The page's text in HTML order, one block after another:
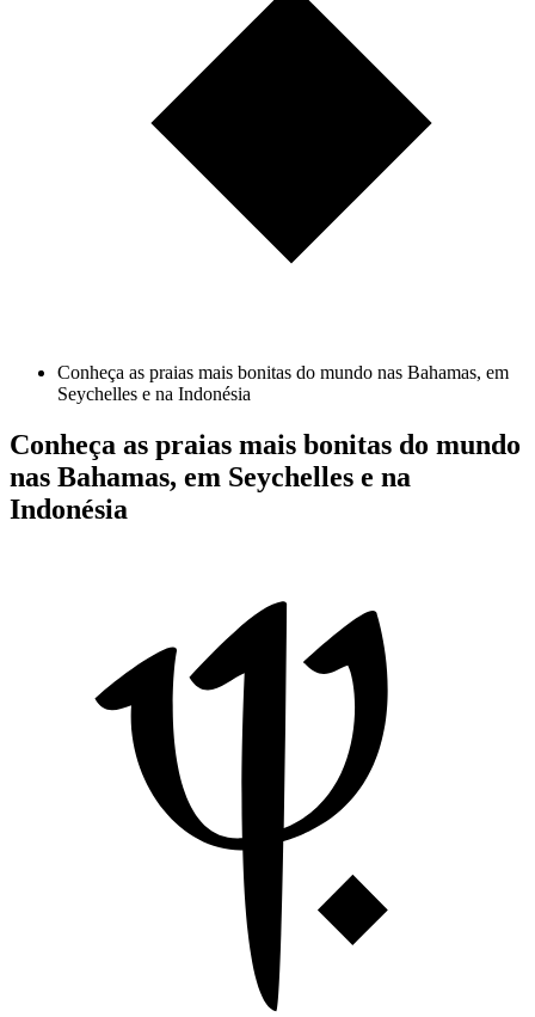
Conheça as praias mais bonitas do mundo nas Bahamas, em
Seychelles e na Indonésia
Conheça as praias mais bonitas do mundo
nas Bahamas, em Seychelles e na
Indonésia